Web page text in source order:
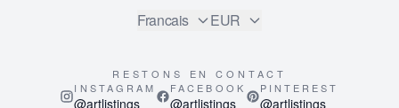
Francais EUR
RESTONS EN CONTACT
INSTAGRAM
@artlistings
FACEBOOK
@artlistings
PINTEREST
@artlistings